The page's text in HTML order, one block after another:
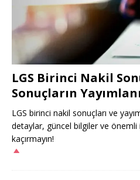
LGS Birinci Nakil
Sonuçların
LGS birinci nakil sonuçları ve
detaylar, güncel bilgiler ve önemli
kaçırmayın!